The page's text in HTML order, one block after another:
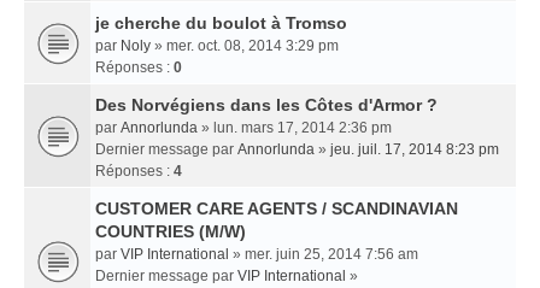
je cherche du boulot à Tromso
par Noly » mer. oct. 08, 2014 3:29 pm
Réponses : 0
Des Norvégiens dans les Côtes d'Armor ?
par Annorlunda » lun. mars 17, 2014 2:36 pm
Dernier message par Annorlunda » jeu. juil. 17, 2014 8:23 pm
Réponses : 4
CUSTOMER CARE AGENTS / SCANDINAVIAN
COUNTRIES (M/W)
par VIP International » mer. juin 25, 2014 7:56 am
Dernier message par VIP International »